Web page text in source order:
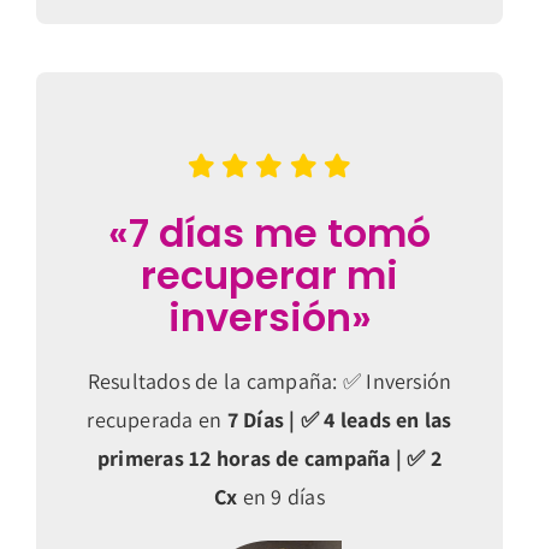
«7 días me tomó
recuperar mi
inversión»
Resultados de la campaña: ✅ Inversión
recuperada en 7 Días | ✅4 leads en las
primeras 12 horas de campaña | ✅2
Cx en 9 días